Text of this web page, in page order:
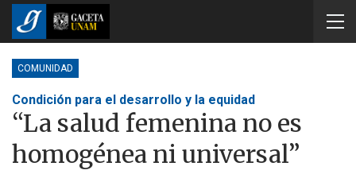
COMUNIDAD
Condición para el desarrollo y la equidad
“La salud femenina no es
homogénea ni universal”